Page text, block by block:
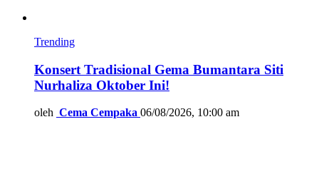
Trending
Konsert Tradisional Gema Bumantara Siti
Nurhaliza Oktober Ini!
oleh Cema Cempaka 06/08/2026, 10:00 am